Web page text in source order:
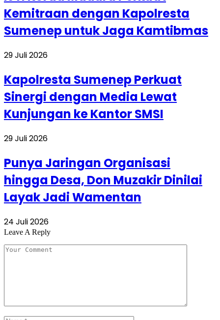
Kemitraan dengan Kapolresta
Sumenep untuk Jaga Kamtibmas
29 Juli 2026
Kapolresta Sumenep Perkuat
Sinergi dengan Media Lewat
Kunjungan ke Kantor SMSI
29 Juli 2026
Punya Jaringan Organisasi
hingga Desa, Don Muzakir Dinilai
Layak Jadi Wamentan
24 Juli 2026
Leave A Reply